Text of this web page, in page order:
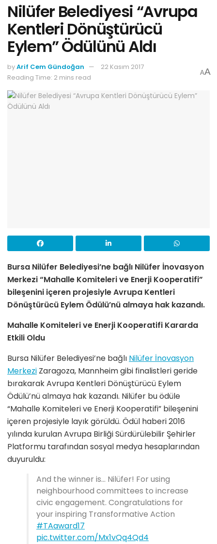
Nilüfer Belediyesi “Avrupa
Kentleri Dönüştürücü
Eylem” Ödülünü Aldı
byArif Cem Gündoğan
22 Kasım 2017
Reading Time: 2 mins read
AA
Bursa Nilüfer Belediyesi’ne bağlı Nilüfer İnovasyon
Merkezi “Mahalle Komiteleri ve Enerji Kooperatifi”
bileşenini içeren projesiyle Avrupa Kentleri
Dönüştürücü Eylem Ödülü’nü almaya hak kazandı.
Mahalle Komiteleri ve Enerji Kooperatifi Kararda
Etkili Oldu
Bursa Nilüfer Belediyesi’ne bağlı Nilüfer İnovasyon
Merkezi Zaragoza, Mannheim gibi finalistleri geride
bırakarak Avrupa Kentleri Dönüştürücü Eylem
Ödülü’nü almaya hak kazandı. Nilüfer bu ödüle
“Mahalle Komiteleri ve Enerji Kooperatifi” bileşenini
içeren projesiyle layık görüldü. Ödül haberi 2016
yılında kurulan Avrupa Birliği Sürdürülebilir Şehirler
Platformu tarafından sosyal medya hesaplarından
duyuruldu:
And the winner is… Nilüfer! For using
neighbourhood committees to increase
civic engagement. Congratulations for
your inspiring Transformative Action
#TAaward17
pic.twitter.com/Mx1vQq4Qd4